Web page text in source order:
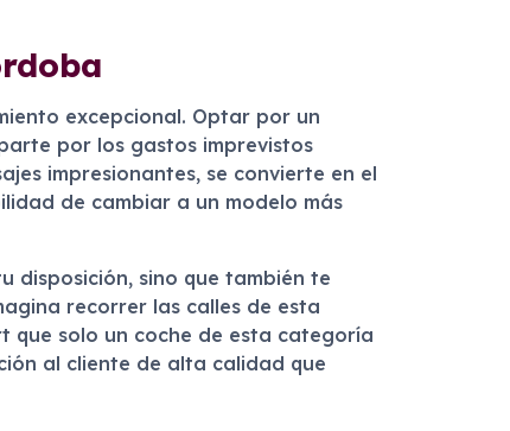
excepcional. Optar por un
por los gastos imprevistos
impresionantes, se convierte en el
de cambiar a un modelo más
disposición, sino que también te
recorrer las calles de esta
que solo un coche de esta categoría
al cliente de alta calidad que